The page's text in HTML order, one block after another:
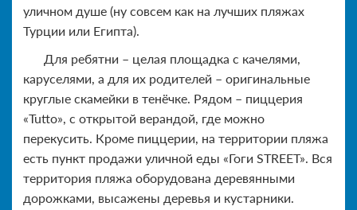
уличном душе (ну совсем как на лучших пляжах
Турции или Египта).
Для ребятни – целая площадка с качелями,
каруселями, а для их родителей – оригинальные
круглые скамейки в тенёчке. Рядом – пиццерия
«Tutto», с открытой верандой, где можно
перекусить. Кроме пиццерии, на территории пляжа
есть пункт продажи уличной еды «Гоги STREET». Вся
территория пляжа оборудована деревянными
дорожками, высажены деревья и кустарники.